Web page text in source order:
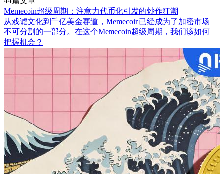
Memecoin超级周期：注意力代币化引发的炒作狂潮
从戏谑文化到千亿美金赛道，Memecoin已经成为了加密市场
不可分割的一部分。在这个Memecoin超级周期，我们该如何
把握机会？